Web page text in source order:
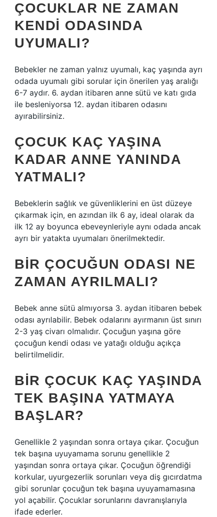
ÇOCUKLAR NE ZAMAN
KENDI ODASINDA
UYUMALI?
Bebekler ne zaman yalnız uyumalı, kaç yaşında ayrı
odada uyumalı gibi sorular için önerilen yaş aralığı
6-7 aydır. 6. aydan itibaren anne sütü ve katı gıda
ile besleniyorsa 12. aydan itibaren odasını
ayırabilirsiniz.
ÇOCUK KAÇ YAŞINA
KADAR ANNE YANINDA
YATMALI?
Bebeklerin sağlık ve güvenliklerini en üst düzeye
çıkarmak için, en azından ilk 6 ay, ideal olarak da
ilk 12 ay boyunca ebeveynleriyle aynı odada ancak
ayrı bir yatakta uyumaları önerilmektedir.
BIR ÇOCUĞUN ODASI NE
ZAMAN AYRILMALI?
Bebek anne sütü almıyorsa 3. aydan itibaren bebek
odası ayrılabilir. Bebek odalarını ayırmanın üst sınırı
2-3 yaş civarı olmalıdır. Çocuğun yaşına göre
çocuğun kendi odası ve yatağı olduğu açıkça
belirtilmelidir.
BIR ÇOCUK KAÇ YAŞINDA
TEK BAŞINA YATMAYA
BAŞLAR?
Genellikle 2 yaşından sonra ortaya çıkar. Çocuğun
tek başına uyuyamama sorunu genellikle 2
yaşından sonra ortaya çıkar. Çocuğun öğrendiği
korkular, uyurgezerlik sorunları veya diş gıcırdatma
gibi sorunlar çocuğun tek başına uyuyamamasına
yol açabilir. Çocuklar sorunlarını davranışlarıyla
ifade ederler.